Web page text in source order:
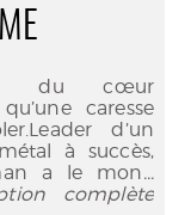
du cœur
caresse
d’un
à succès,
a le mon...
complète